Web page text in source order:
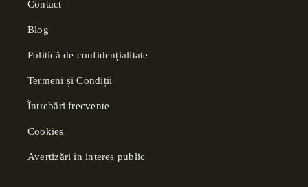
Contact
Blog
Politică de confidențialitate
Termeni și Condiții
Întrebări frecvente
Cookies
Avertizări în interes public